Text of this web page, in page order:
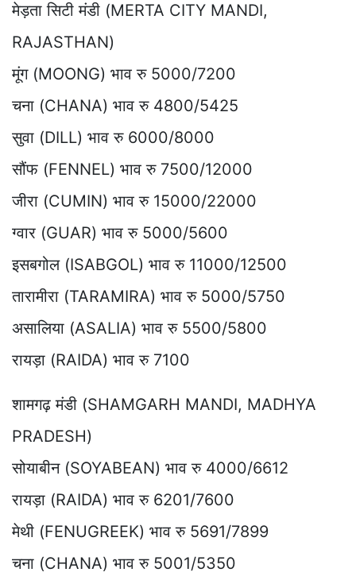
मेड़ता सिटी मंडी (MERTA CITY MANDI,
RAJASTHAN)
मूंग (MOONG) भाव रु 5000/7200
चना (CHANA) भाव रु 4800/5425
सुवा (DILL) भाव रु 6000/8000
सौंफ (FENNEL) भाव रु 7500/12000
जीरा (CUMIN) भाव रु 15000/22000
ग्वार (GUAR) भाव रु 5000/5600
इसबगोल (ISABGOL) भाव रु 11000/12500
तारामीरा (TARAMIRA) भाव रु 5000/5750
असालिया (ASALIA) भाव रु 5500/5800
रायड़ा (RAIDA) भाव रु 7100
शामगढ़ मंडी (SHAMGARH MANDI, MADHYA
PRADESH)
सोयाबीन (SOYABEAN) भाव रु 4000/6612
रायड़ा (RAIDA) भाव रु 6201/7600
मेथी (FENUGREEK) भाव रु 5691/7899
चना (CHANA) भाव रु 5001/5350